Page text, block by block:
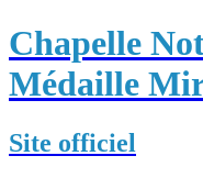
Chapelle
Médaille
Site officiel